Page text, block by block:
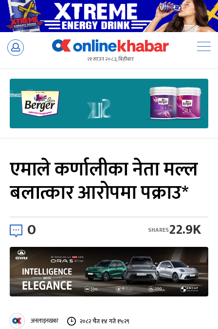
Skip
२१ साउन २०८३, बिहीबार
एमाले कर्णालीका नेता मल्ल
बलात्कार आरोपमा पक्राउ*
0 22.9K
SHARES
अनलाइनखबर २०८२ चैत १४ गते १५:२९